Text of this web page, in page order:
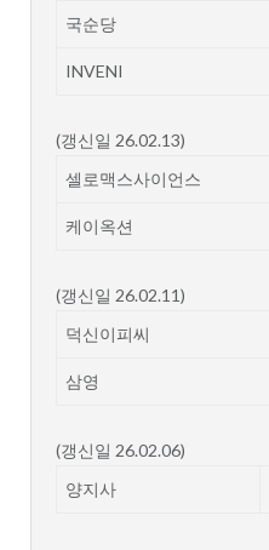
국순당
INVENI
(갱신일 26.02.13)
셀로맥스사이언스
케이옥션
(갱신일 26.02.11)
덕신이피씨
삼영
(갱신일 26.02.06)
양지사